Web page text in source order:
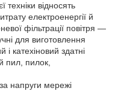
техніки відносять
електроенергії й
фільтрації повітря —
для виготовлення
катехіновий здатні
пил, пилок,
напруги мережі